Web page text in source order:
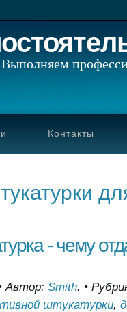
Выполняем
Контакты
- чему
Автор: Smith. •
штукатурки,